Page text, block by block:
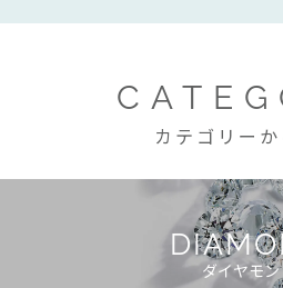
カテゴリー
ダイヤモン